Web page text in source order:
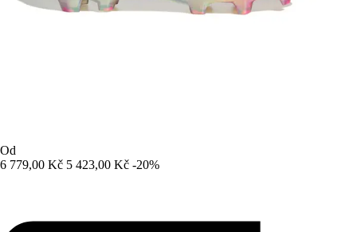
Od
6 779,00 Kč 5 423,00 Kč -20%